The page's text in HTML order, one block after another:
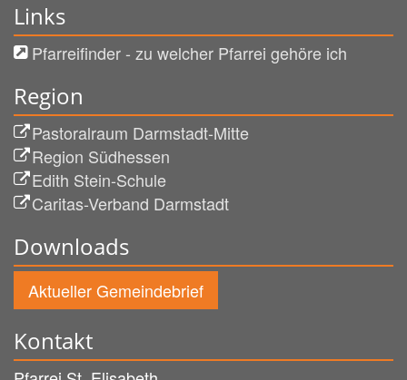
Links
Pfarreifinder - zu welcher Pfarrei gehöre ich
Region
Pastoralraum Darmstadt-Mitte
Region Südhessen
Edith Stein-Schule
Caritas-Verband Darmstadt
Downloads
Aktueller Gemeindebrief
Kontakt